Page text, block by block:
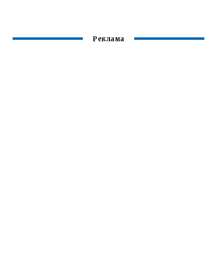
Реклама